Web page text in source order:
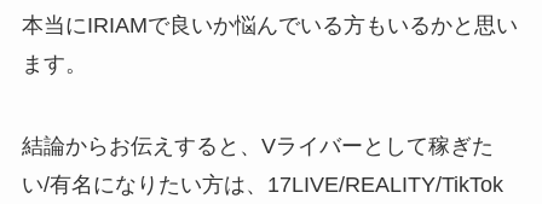
本当にIRIAMで良いか悩んでいる方もいるかと思い
ます。
結論からお伝えすると、Vライバーとして稼ぎた
い/有名になりたい方は、17LIVE/REALITY/TikTok